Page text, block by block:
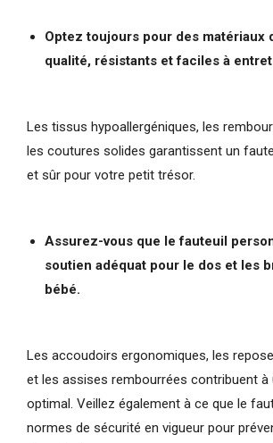
Optez toujours pour des matériaux
qualité, résistants et faciles à
Les tissus hypoallergéniques, les
les coutures solides garantissent un
et sûr pour votre petit trésor.
Assurez-vous que le fauteuil
soutien adéquat pour le dos et les
bébé.
Les accoudoirs ergonomiques, les
et les assises rembourrées contribuent
optimal. Veillez également à ce que le
normes de sécurité en vigueur pour